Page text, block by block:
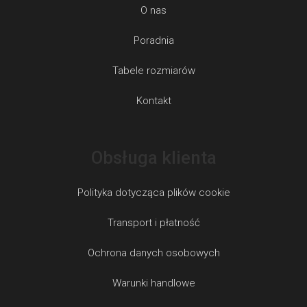
O nas
Poradnia
Tabele rozmiarów
Kontakt
Polityka dotycząca plików cookie
Transport i płatność
Ochrona danych osobowych
Warunki handlowe